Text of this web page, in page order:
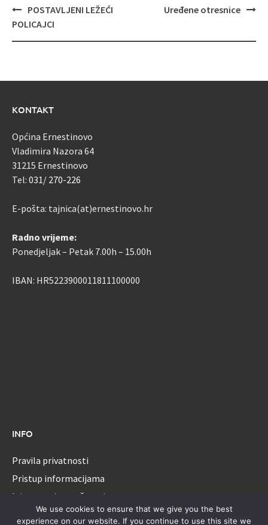
Navigacija
objava
POSTAVLJENI LEŽEĆI
POLICAJCI
Uređene otresnice
KONTAKT
Općina Ernestinovo
Vladimira Nazora 64
31215 Ernestinovo
Tel: 031/ 270-226
E-pošta: tajnica(at)ernestinovo.hr
Radno vrijeme:
Ponedjeljak – Petak 7.00h – 15.00h
IBAN: HR5223900011811100000
INFO
Pravila privatnosti
Pristup informacijama
Izjava o pristupačnosti
We use cookies to ensure that we give you the best
experience on our website. If you continue to use this site we